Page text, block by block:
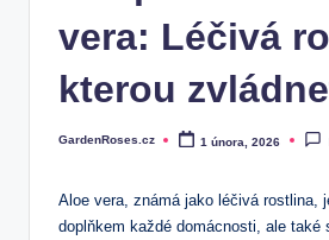
vera: Léčivá
kterou
Posted
GardenRoses.cz 1 února, 2026
Aloe vera, známá jako léčivá rostlina,
doplňkem každé domácnosti, ale také